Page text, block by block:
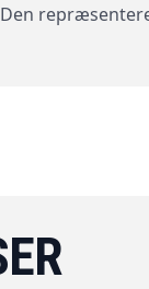
Den